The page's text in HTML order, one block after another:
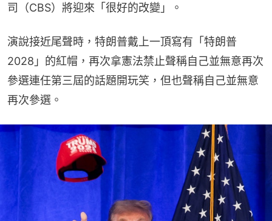
司（CBS）將迎來「很好的改變」。
演說接近尾聲時，特朗普戴上一頂寫有「特朗普
2028」的紅帽，再次拿憲法禁止聲稱自己並無意再次
參選連任第三屆的話題開玩笑，但也聲稱自己並無意
再次參選。